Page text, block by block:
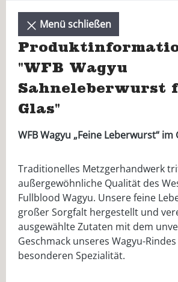
Menü schließen
"WFB Wagyu
Sahneleberwurst
Glas"
WFB Wagyu „Feine Leberwurst“ im
Traditionelles Metzgerhandwerk
außergewöhnliche Qualität des
Fullblood Wagyu. Unsere feine
großer Sorgfalt hergestellt und
ausgewählte Zutaten mit dem
Geschmack unseres Wagyu-
besonderen Spezialität.